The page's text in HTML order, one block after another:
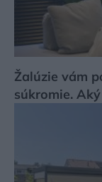
Žalúzie vám
súkromie.